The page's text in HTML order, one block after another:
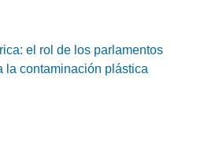
el rol de los parlamentos
la contaminación plástica